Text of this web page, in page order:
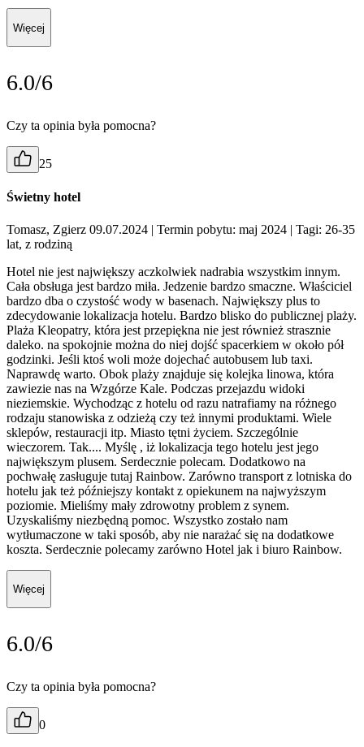
Więcej
6.0/6
Czy ta opinia była pomocna?
25
Świetny hotel
Tomasz, Zgierz 09.07.2024 | Termin pobytu: maj 2024 | Tagi: 26-35
lat, z rodziną
Hotel nie jest największy aczkolwiek nadrabia wszystkim innym.
Cała obsługa jest bardzo miła. Jedzenie bardzo smaczne. Właściciel
bardzo dba o czystość wody w basenach. Największy plus to
zdecydowanie lokalizacja hotelu. Bardzo blisko do publicznej plaży.
Plaża Kleopatry, która jest przepiękna nie jest również strasznie
daleko. na spokojnie można do niej dojść spacerkiem w około pół
godzinki. Jeśli ktoś woli może dojechać autobusem lub taxi.
Naprawdę warto. Obok plaży znajduje się kolejka linowa, która
zawiezie nas na Wzgórze Kale. Podczas przejazdu widoki
nieziemskie. Wychodząc z hotelu od razu natrafiamy na różnego
rodzaju stanowiska z odzieżą czy też innymi produktami. Wiele
sklepów, restauracji itp. Miasto tętni życiem. Szczególnie
wieczorem. Tak.... Myślę , iż lokalizacja tego hotelu jest jego
największym plusem. Serdecznie polecam. Dodatkowo na
pochwałę zasługuje tutaj Rainbow. Zarówno transport z lotniska do
hotelu jak też późniejszy kontakt z opiekunem na najwyższym
poziomie. Mieliśmy mały zdrowotny problem z synem.
Uzyskaliśmy niezbędną pomoc. Wszystko zostało nam
wytłumaczone w taki sposób, aby nie narażać się na dodatkowe
koszta. Serdecznie polecamy zarówno Hotel jak i biuro Rainbow.
Więcej
6.0/6
Czy ta opinia była pomocna?
0